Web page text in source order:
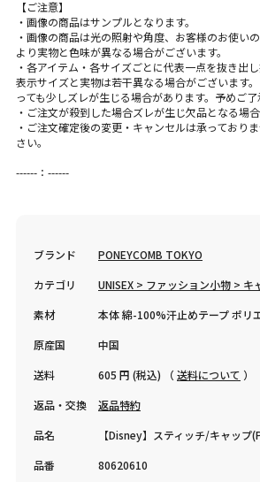
【ご注意】
・画像の商品はサンプルとなります。
・画像の商品は光の照射や角度、お客様のお使い
より実物と色味が異なる場合がございます。
・各アイテム・各サイズごとに代表一点を抜き出
表示サイズと実物は若干異なる場合がございます
っても少しズレが生じる場合があります。予めご了
・ご注文が殺到した場合ズレが生じ欠品となる場合
・ご注文確定後の変更・キャンセルは承っており
さい。
------：------
ブランド
PONEYCOMB TOKYO
カテゴリ
UNISEX > ファッション小物 > キ
素材
本体 綿-100%汗止めテープ ポリ
原産国
中国
送料
605 円 (税込) （ 送料について ）
返品・交換
返品特約
品名
【Disney】スティッチ/キャップ
品番
80620610